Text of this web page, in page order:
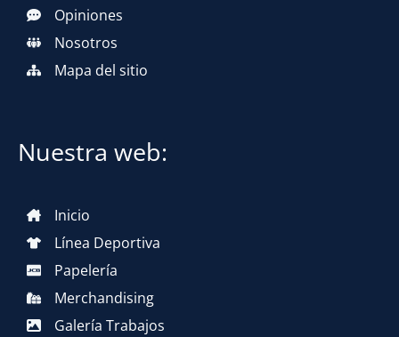
Opiniones
Nosotros
Mapa del sitio
Nuestra web:
Inicio
Línea Deportiva
Papelería
Merchandising
Galería Trabajos